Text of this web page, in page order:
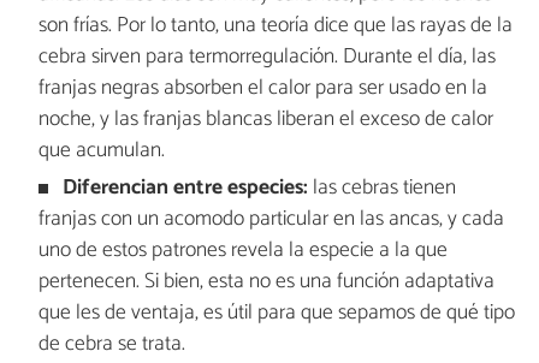
son frías. Por lo tanto, una teoría dice que las rayas de la
cebra sirven para termorregulación. Durante el día, las
franjas negras absorben el calor para ser usado en la
noche, y las franjas blancas liberan el exceso de calor
que acumulan.
Diferencian entre especies: las cebras tienen
franjas con un acomodo particular en las ancas, y cada
uno de estos patrones revela la especie a la que
pertenecen. Si bien, esta no es una función adaptativa
que les de ventaja, es útil para que sepamos de qué tipo
de cebra se trata.